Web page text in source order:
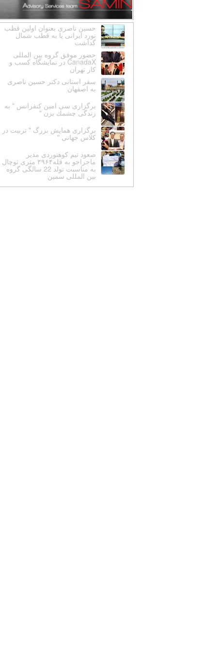
حسین ناصری بعنوان اولین قظب
نورد ایرانی پا به قطب شمال
گداشت
حضور موفق گروه بین المللی
CanadaX در نمایشگاه کسب و
کار تهران
سفر استانى دكتر حسين ناصرى
به اصفهان
برگزارى سى امين كنفرانس " به
زندگى چشمك بزن "
برگزارى همايش بزرگ " تربيت در
كلاس جهانى "
صعود تیم کوهنوردی مدیر
ماجراجو به قله۳۹۶۴ متری توچال
به مناسبت تولد 22 سالگی گروه
بین المللی سمین